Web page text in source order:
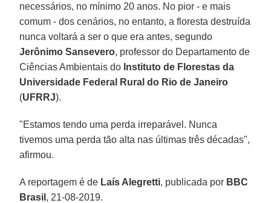
necessários, no mínimo 20 anos. No pior - e mais
comum - dos cenários, no entanto, a floresta destruída
nunca voltará a ser o que era antes, segundo
Jerônimo Sansevero, professor do Departamento de
Ciências Ambientais do Instituto de Florestas da
Universidade Federal Rural do Rio de Janeiro
(UFRRJ).
"Estamos tendo uma perda irreparável. Nunca
tivemos uma perda tão alta nas últimas três décadas",
afirmou.
A reportagem é de Laís Alegretti, publicada por BBC
Brasil , 21-08-2019.